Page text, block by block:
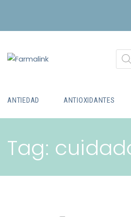
ANTIEDAD ANTIOXIDANTES
Tag: